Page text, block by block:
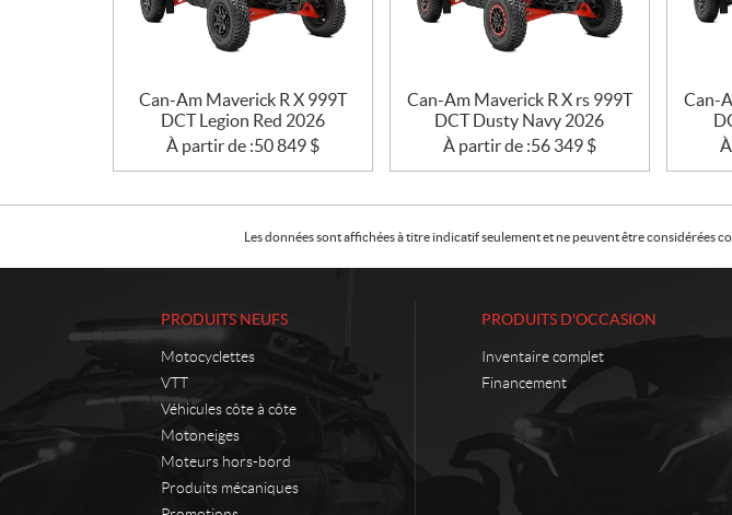
Can-Am Maverick R X 999T
DCT Legion Red 2026
À partir de :50 849 $
Can-Am Maverick R X rs 999T
DCT Dusty Navy 2026
À partir de :56 349 $
Can-
Les données sont affichées à titre indicatif seulement et ne peuvent être
PRODUITS NEUFS
Motocyclettes
VTT
Véhicules côte à côte
Motoneiges
Moteurs hors-bord
Produits mécaniques
PRODUITS D'OCCASION
Inventaire complet
Financement